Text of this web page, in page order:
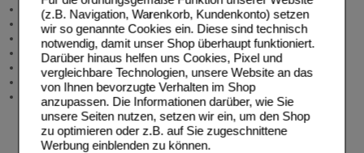
(z.B. Navigation, Warenkorb, Kundenkonto) setzen
wir so genannte Cookies ein. Diese sind technisch
notwendig, damit unser Shop überhaupt funktioniert.
Darüber hinaus helfen uns Cookies, Pixel und
vergleichbare Technologien, unsere Website an das
von Ihnen bevorzugte Verhalten im Shop
anzupassen. Die Informationen darüber, wie Sie
unsere Seiten nutzen, setzen wir ein, um den Shop
zu optimieren oder z.B. auf Sie zugeschnittene
Werbung einblenden zu können.
Produktberatung
Meldung Arzneimittelrisiken
Zuzahlungsfreie Arzneien
Angebote & Downloads
Newsletter
Neukundenprämie